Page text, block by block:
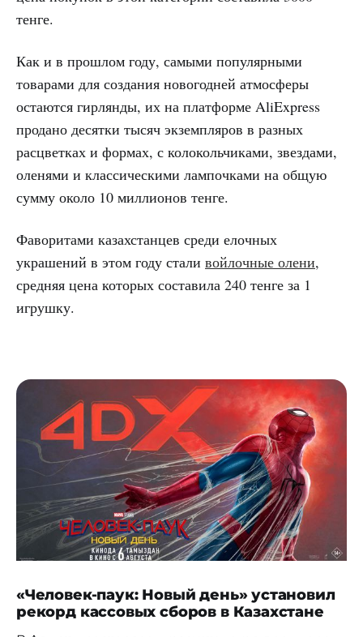
тенге.
Как и в прошлом году, самыми популярными
товарами для создания новогодней атмосферы
остаются гирлянды, их на платформе AliExpress
продано десятки тысяч экземпляров в разных
расцветках и формах, с колокольчиками, звездами,
оленями и классическими лампочками на общую
сумму около 10 миллионов тенге.
Фаворитами казахстанцев среди елочных
украшений в этом году стали войлочные олени,
средняя цена которых составила 240 тенге за 1
игрушку.
«Человек-паук: Новый день» установил
рекорд кассовых сборов в Казахстане